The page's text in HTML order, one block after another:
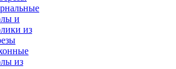
и
из
из